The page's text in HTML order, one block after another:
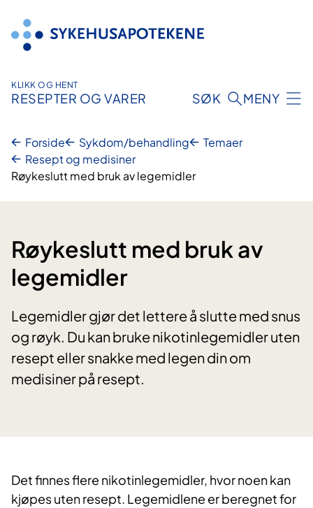
innhold
KLIKK OG HENT
RESEPTER OG VARER SØK MENY
Forside Sykdom/behandling
Temaer
Resept og medisiner
Røykeslutt med bruk av legemidler
Røykeslutt med bruk av
legemidler
Legemidler gjør det lettere å slutte med snus
og røyk. Du kan bruke nikotinlegemidler uten
resept eller snakke med legen din om
medisiner på resept.
​Det finnes flere nikotinlegemidler, hvor noen kan
kjøpes uten resept. Legemidlene er beregnet for